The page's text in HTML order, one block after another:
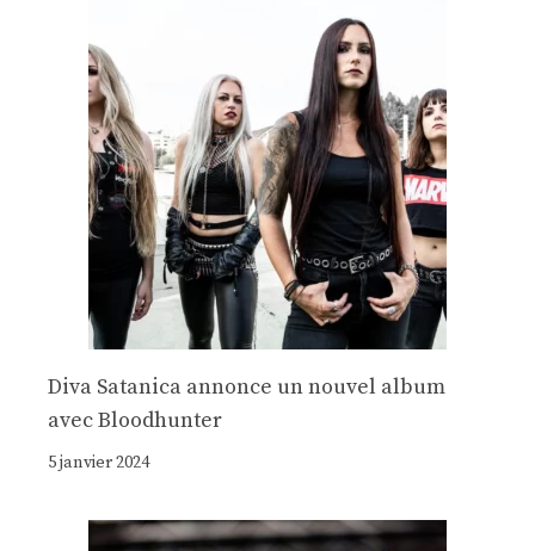
Diva Satanica annonce un nouvel album
avec Bloodhunter
5 janvier 2024